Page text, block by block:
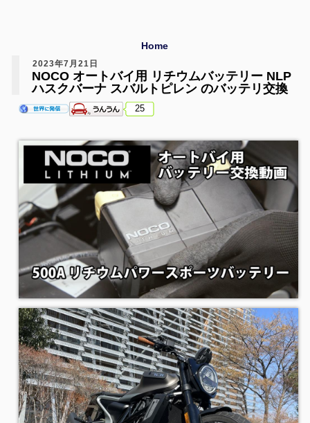
Home
2023年7月21日
NOCO オートバイ用 リチウムバッテリー NLP
ハスクバーナ スバルトピレン のバッテリ交換
25